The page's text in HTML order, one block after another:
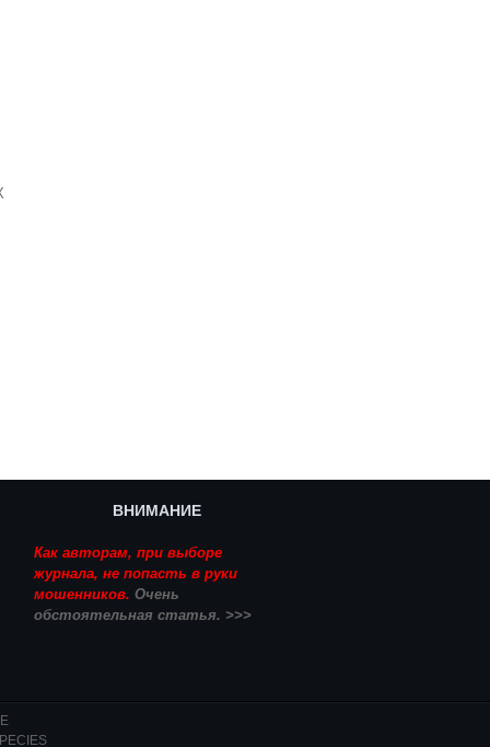
ВНИМАНИЕ
Как авторам, при выборе
журнала, не попасть в руки
мошенников. Очень
обстоятельная статья. >>>